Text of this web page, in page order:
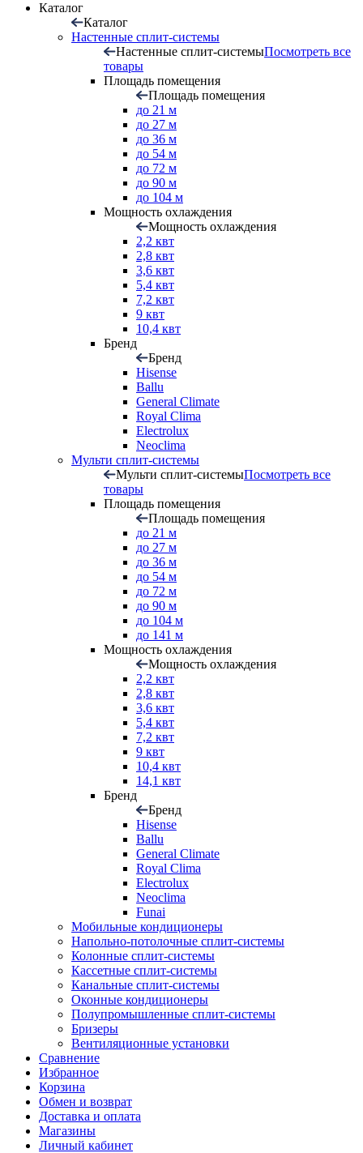
Каталог
Каталог
Настенные сплит-системы
Настенные сплит-системыПосмотреть все
товары
Площадь помещения
Площадь помещения
до 21 м
до 27 м
до 36 м
до 54 м
до 72 м
до 90 м
до 104 м
Мощность охлаждения
Мощность охлаждения
2,2 квт
2,8 квт
3,6 квт
5,4 квт
7,2 квт
9 квт
10,4 квт
Бренд
Бренд
Hisense
Ballu
General Climate
Royal Clima
Electrolux
Neoclima
Мульти сплит-системы
Мульти сплит-системыПосмотреть все
товары
Площадь помещения
Площадь помещения
до 21 м
до 27 м
до 36 м
до 54 м
до 72 м
до 90 м
до 104 м
до 141 м
Мощность охлаждения
Мощность охлаждения
2,2 квт
2,8 квт
3,6 квт
5,4 квт
7,2 квт
9 квт
10,4 квт
14,1 квт
Бренд
Бренд
Hisense
Ballu
General Climate
Royal Clima
Electrolux
Neoclima
Funai
Мобильные кондиционеры
Напольно-потолоч​ные ​сплит-системы
Колонные ​​сплит-системы
Кассетные сплит-системы
Канальные сплит-системы
Оконные кондиционеры
Полупромышленные сплит-системы
Бризеры
Вентиляционные установки
Сравнение
Избранное
Корзина
Обмен и возврат
Доставка и оплата
Магазины
Личный кабинет